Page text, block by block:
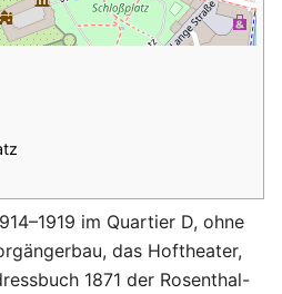
im Quartier D, ohne
das Hoftheater,
1871 der Rosenthal-